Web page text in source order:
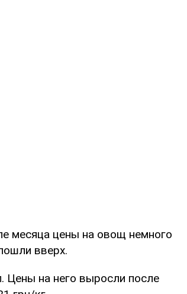
месяца цены на овощ немного
вверх.
Цены на него выросли после